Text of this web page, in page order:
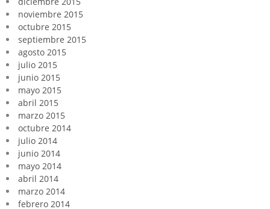
noviembre 2015
octubre 2015
septiembre 2015
agosto 2015
julio 2015
junio 2015
mayo 2015
abril 2015
marzo 2015
octubre 2014
julio 2014
junio 2014
mayo 2014
abril 2014
marzo 2014
febrero 2014